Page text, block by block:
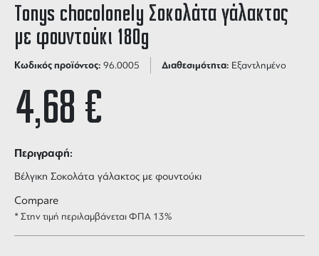
Tonys chocolonely Σοκολάτα γάλακτος
με φουντούκι 180g
Κωδικός προϊόντος: 96.0005 Διαθεσιμότητα: Εξαντλημένο
4,68€
Περιγραφή:
Βέλγικη Σοκολάτα γάλακτος με φουντούκι
Compare
* Στην τιμή περιλαμβάνεται ΦΠΑ 13%